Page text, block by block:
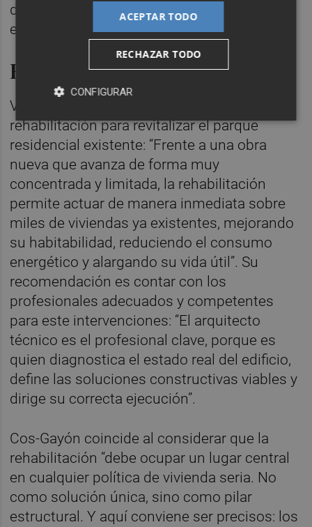
distribución desigual de la actividad
edificatoria”.
El valor de la rehabilitación
Vicente Terol destaca el valor de la
rehabilitación para revitalizar el parque
residencial existente: “Frente a una obra
nueva que avanza de forma muy
concentrada y limitada, la rehabilitación
permite actuar de manera inmediata sobre
miles de viviendas ya existentes, mejorando
su habitabilidad, reduciendo el consumo
energético y alargando su vida útil”. Su
recomendación es contar con los
profesionales adecuados y competentes
para este intervenciones: “El arquitecto
técnico es el profesional clave, porque es
quien diagnostica el estado real del edificio,
define las soluciones constructivas viables y
dirige su correcta ejecución”.
Cos-Gayón coincide al considerar que la
rehabilitación “debe ocupar un lugar central
en cualquier política de vivienda seria. No
como solución única, sino como pilar
estructural. Y aquí conviene ser precisos: los
ACEPTAR TODO
RECHAZAR TODO
CONFIGURAR